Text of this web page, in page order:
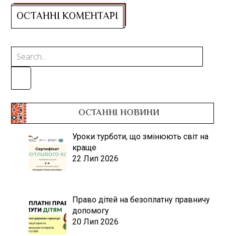
ОСТАННІ НОВИНИ
Уроки турботи, що змінюють світ на
краще
22 Лип 2026
Право дітей на безоплатну правничу
допомогу
20 Лип 2026